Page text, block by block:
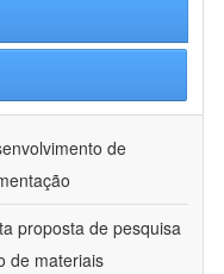
de
proposta de pesquisa
de materiais